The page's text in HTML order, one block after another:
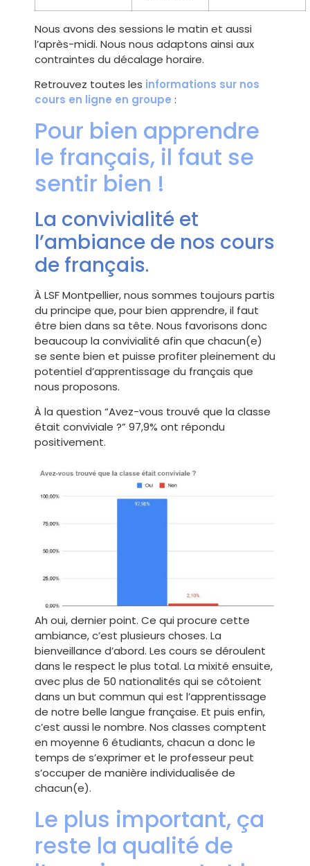
Nous avons des sessions le matin et aussi
l’après-midi. Nous nous adaptons ainsi aux
contraintes du décalage horaire.
Retrouvez toutes les informations sur nos
cours en ligne en groupe :
Pour bien apprendre
le français, il faut se
sentir bien !
La convivialité et
l’ambiance de nos cours
de français.
À LSF Montpellier, nous sommes toujours partis
du principe que, pour bien apprendre, il faut
être bien dans sa tête. Nous favorisons donc
beaucoup la convivialité afin que chacun(e)
se sente bien et puisse profiter pleinement du
potentiel d’apprentissage du français que
nous proposons.
À la question “Avez-vous trouvé que la classe
était conviviale ?” 97,9% ont répondu
positivement.
Ah oui, dernier point. Ce qui procure cette
ambiance, c’est plusieurs choses. La
bienveillance d’abord. Les cours se déroulent
dans le respect le plus total. La mixité ensuite,
avec plus de 50 nationalités qui se côtoient
dans un but commun qui est l’apprentissage
de notre belle langue française. Et puis enfin,
c’est aussi le nombre. Nos classes comptent
en moyenne 6 étudiants, chacun a donc le
temps de s’exprimer et le professeur peut
s’occuper de manière individualisée de
chacun(e).
Le plus important, ça
reste la qualité de